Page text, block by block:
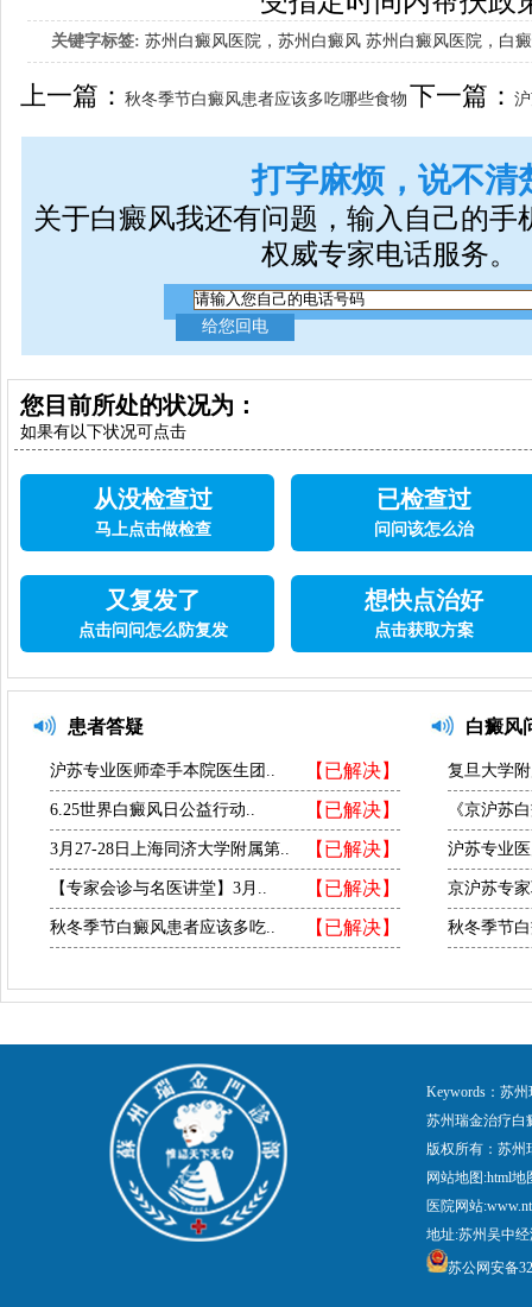
关键字标签: 苏州白癜风医院，苏州白癜风 苏州白癜风医院，白
因素有什么
上一篇：秋冬季节白癜风患者应该多吃哪些食物
呢
下一篇：
苏州
打字麻烦，说不清
关于白癜风我还有问题，输入自己的手
权威专家电话服务。
您目前所处的状况为：
如果有以下状况可点击
从没检查过
马上点击做检查
已检查过
问问该怎么治
又复发了
点击问问怎么防复发
想快点治好
点击获取方案
患者答疑
【已解决】
沪苏专业医师牵手本院医生团..
【已解决】
6.25世界白癜风日公益行动..
【已解决】
3月27-28日上海同济大学附属第..
【已解决】
【专家会诊与名医讲堂】3月..
【已解决】
秋冬季节白癜风患者应该多吃..
白癜风
复旦大学
《京沪苏
沪苏专业
京沪苏专
秋冬季节
Keywords：苏
苏州瑞金治疗白
版权所有：苏
网站地图:html地
医院网站
地址:苏州吴中
苏公网安备